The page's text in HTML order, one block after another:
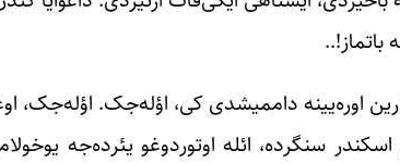
باتماز!..
اوره‌یینه داممیشدی کی، اؤله‌جک. اؤله‌جک،
اسکندر سنگرده، ائله اوتوردوغو یئرده‌جه